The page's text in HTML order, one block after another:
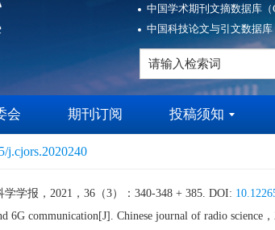
中国学术期刊文摘数据库（
中国科技论文与引文数据库
会 期刊订阅 投稿须知
j.cjors.2020240
学报，2021，36（3）：340-348 + 385. DOI:
communication[J]. Chinese journal of radio science